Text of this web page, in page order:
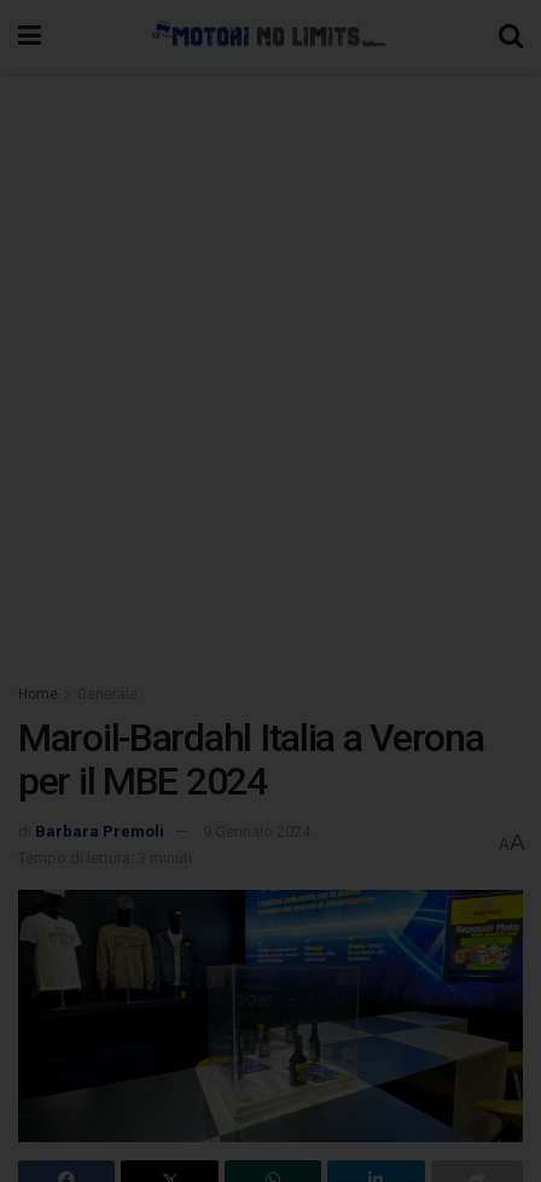
Home
Maroil-Bardahl Italia a Verona
per il MBE 2024
Barbara Premoli
AA